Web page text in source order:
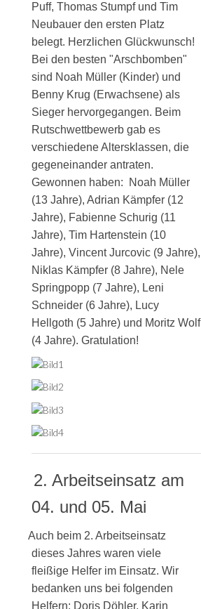
Puff, Thomas Stumpf und Tim
Neubauer den ersten Platz
belegt. Herzlichen Glückwunsch!
Bei den besten "Arschbomben"
sind Noah Müller (Kinder) und
Benny Krug (Erwachsene) als
Sieger hervorgegangen. Beim
Rutschwettbewerb gab es
verschiedene Altersklassen, die
gegeneinander antraten.
Gewonnen haben: Noah Müller
(13 Jahre), Adrian Kämpfer (12
Jahre), Fabienne Schurig (11
Jahre), Tim Hartenstein (10
Jahre), Vincent Jurcovic (9 Jahre),
Niklas Kämpfer (8 Jahre), Nele
Springpopp (7 Jahre), Leni
Schneider (6 Jahre), Lucy
Hellgoth (5 Jahre) und Moritz Wolf
(4 Jahre). Gratulation!
2. Arbeitseinsatz am
04. und 05. Mai
Auch beim 2. Arbeitseinsatz
dieses Jahres waren viele
fleißige Helfer im Einsatz. Wir
bedanken uns bei folgenden
Helfern: Doris Döhler, Karin